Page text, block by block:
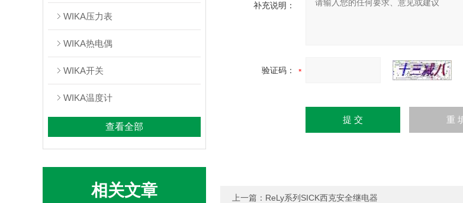
WIKA压力表
WIKA热电偶
WIKA开关
WIKA温度计
查看全部
相关文章
补充说明：
验证码：
上一篇： ReLy系列SICK西克安全继电器